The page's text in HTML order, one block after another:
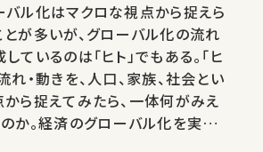
バル化はマクロな視点から捉えら
とが多いが、グローバル化の流れ
ているのは「ヒト」でもある。「ヒ
れ・動きを、人口、家族、社会とい
から捉えてみたら、一体何がみえ
か。経済のグローバル化を実際